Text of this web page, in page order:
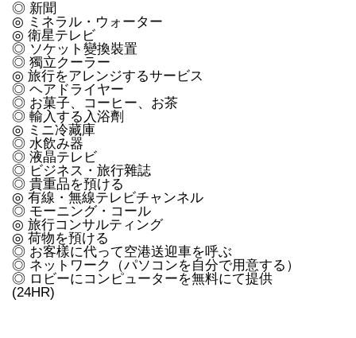
◎ 新聞
◎ ミネラル・ウォーター
◎ 衛星テレビ
◎ ソケット變換裝置
◎ 獨立クーラー
◎ 旅行をアレンジするサービス
◎ ヘアドライヤー
◎ お菓子、コーヒー、お茶
◎ 輸入する入浴劑
◎ ミニ冷藏庫
◎ 水飲み器
◎ 液晶テレビ
◎ ビジネス・旅行雜誌
◎ 貴重品を預ける
◎ 有線・無線テレビチャンネル
◎ モーニング・コール
◎ 旅行コンサルティング
◎ 荷物を預ける
◎ お客樣に代って空港送迎車を呼ぶ
◎ ネットワーク（パソコンを自分で用意する）
◎ ロビーにコンピューターを無料にて提供
(24HR)